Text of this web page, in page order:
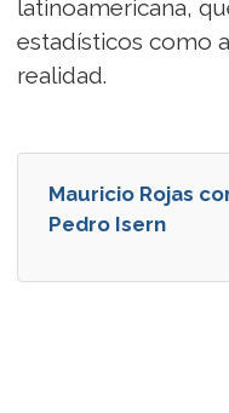
latinoamericana,
estadísticos como
realidad.
Mauricio Rojas
Pedro Isern